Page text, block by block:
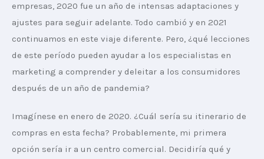
empresas, 2020 fue un año de intensas adaptaciones y
ajustes para seguir adelante. Todo cambió y en 2021
continuamos en este viaje diferente. Pero, ¿qué lecciones
de este período pueden ayudar a los especialistas en
marketing a comprender y deleitar a los consumidores
después de un año de pandemia?
Imagínese en enero de 2020. ¿Cuál sería su itinerario de
compras en esta fecha? Probablemente, mi primera
opción sería ir a un centro comercial. Decidiría qué y